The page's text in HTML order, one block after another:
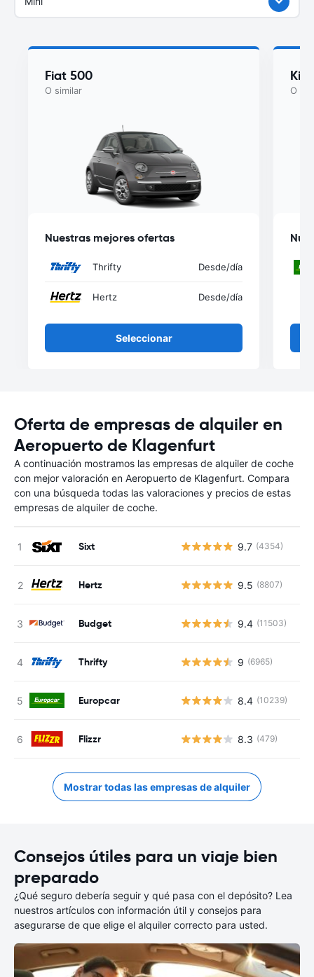
Fiat 500
O similar
Nuestras mejores ofertas
Thrifty Desde/día
Hertz Desde/día
Seleccionar
Kia
O
Oferta de empresas de alquiler en
Aeropuerto de Klagenfurt
A continuación mostramos las empresas de alquiler de coche
con mejor valoración en Aeropuerto de Klagenfurt. Compara
con una búsqueda todas las valoraciones y precios de estas
empresas de alquiler de coche.
Sixt 9.7 (4354)
Hertz 9.5 (8807)
Budget 9.4 (11503)
Thrifty 9 (6965)
Europcar 8.4 (10239)
Flizzr 8.3 (479)
Mostrar todas las empresas de alquiler
Consejos útiles para un viaje bien
preparado
¿Qué seguro debería seguir y qué pasa con el depósito? Lea
nuestros artículos con información útil y consejos para
asegurarse de que elige el alquiler correcto para usted.